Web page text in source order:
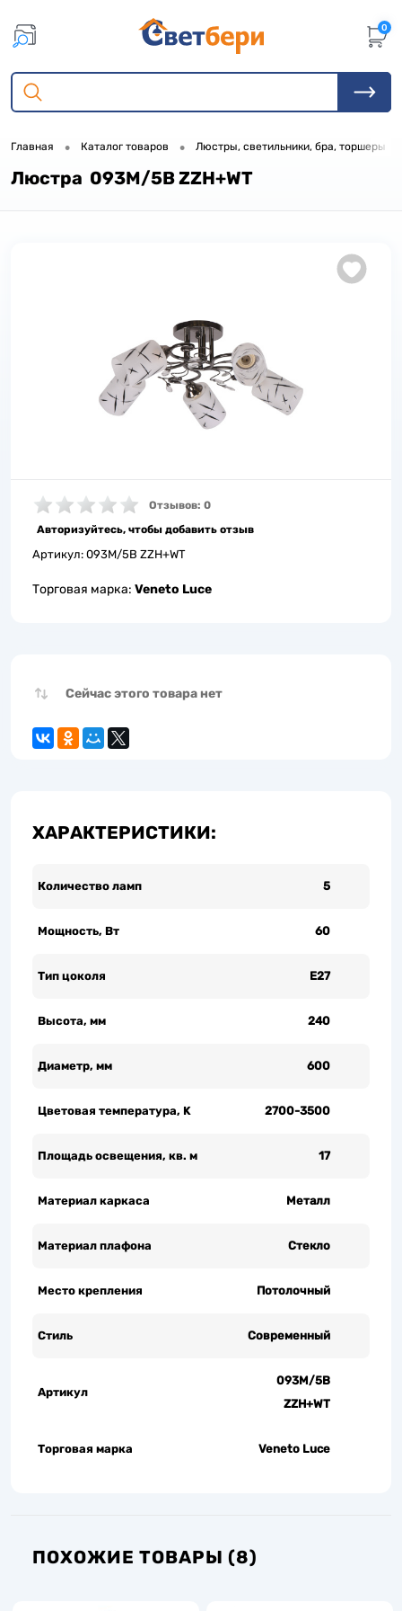
0
Главная • Каталог товаров • Люстры, светильники, бра, торшеры
Люстра 093M/5B ZZH+WT
Отзывов: 0
Авторизуйтесь, чтобы добавить отзыв
Артикул: 093M/5B ZZH+WT
Торговая марка: Veneto Luce
Сейчас этого товара нет
ХАРАКТЕРИСТИКИ:
Количество ламп 5
Мощность, Вт 60
Тип цоколя Е27
Высота, мм 240
Диаметр, мм 600
Цветовая температура, K 2700-3500
Площадь освещения, кв. м 17
Материал каркаса Металл
Материал плафона Стекло
Место крепления Потолочный
Стиль Современный
Артикул
093M/5B
ZZH+WT
Торговая марка Veneto Luce
ПОХОЖИЕ ТОВАРЫ (8)